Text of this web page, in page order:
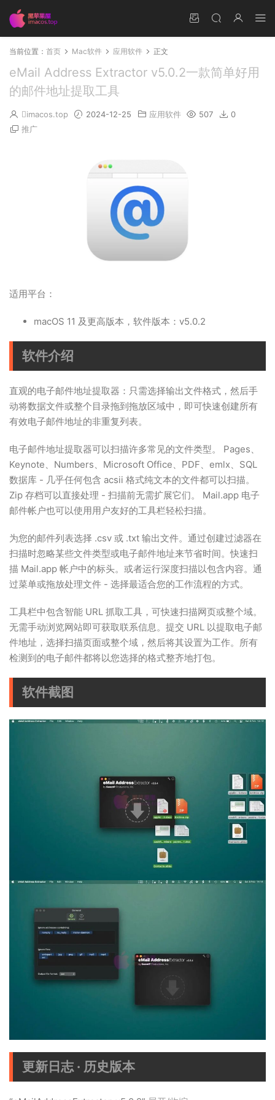
当前位置： 首页 Mac软件 应用软件 正文
eMail Address Extractor v5.0.2一款简单好用
的邮件地址提取工具
imacos.top 2024-12-25 应用软件 507
0
推广
适用平台：
macOS 11 及更高版本，软件版本：v5.0.2
软件介绍
直观的电子邮件地址提取器：只需选择输出文件格式，然后手
动将数据文件或整个目录拖到拖放区域中，即可快速创建所有
有效电子邮件地址的非重复列表。
电子邮件地址提取器可以扫描许多常见的文件类型。 Pages、
Keynote、Numbers、Microsoft Office、PDF、emlx、SQL
数据库 - 几乎任何包含 acsii 格式纯文本的文件都可以扫描。
Zip 存档可以直接处理 - 扫描前无需扩展它们。 Mail.app 电子
邮件帐户也可以使用用户友好的工具栏轻松扫描。
为您的邮件列表选择 .csv 或 .txt 输出文件。通过创建过滤器在
扫描时忽略某些文件类型或电子邮件地址来节省时间。快速扫
描 Mail.app 帐户中的标头。或者运行深度扫描以包含内容。通
过菜单或拖放处理文件 - 选择最适合您的工作流程的方式。
工具栏中包含智能 URL 抓取工具，可快速扫描网页或整个域。
无需手动浏览网站即可获取联系信息。提交 URL 以提取电子邮
件地址，选择扫描页面或整个域，然后将其设置为工作。所有
检测到的电子邮件都将以您选择的格式整齐地打包。
软件截图
更新日志 · 历史版本